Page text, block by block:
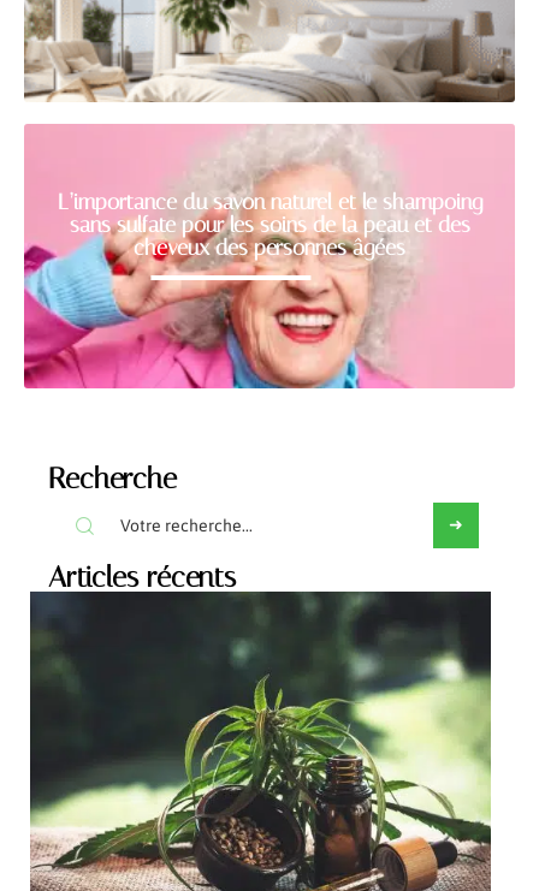
L’importance du savon naturel et le shampoing
sans sulfate pour les soins de la peau et des
cheveux des personnes âgées
Recherche
Articles récents